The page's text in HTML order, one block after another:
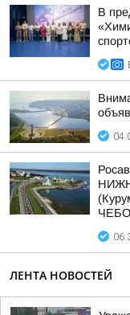
В
ЛЕНТА НОВОСТЕЙ